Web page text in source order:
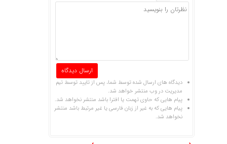
دیدگاه های ارسال شده توسط شما، پس از تایید توسط تیم
مدیریت در وب منتشر خواهد شد.
پیام هایی که حاوی تهمت یا افترا باشد منتشر نخواهد شد.
پیام هایی که به غیر از زبان فارسی یا غیر مرتبط باشد منتشر
نخواهد شد.